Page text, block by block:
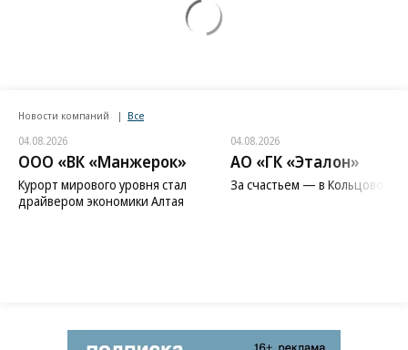
Новости компаний Все
04.08.2026
ООО «ВК «Манжерок»
Курорт мирового уровня стал
драйвером экономики Алтая
04.08.2026
АО «ГК «Эталон»
За счастьем — в Кольцово